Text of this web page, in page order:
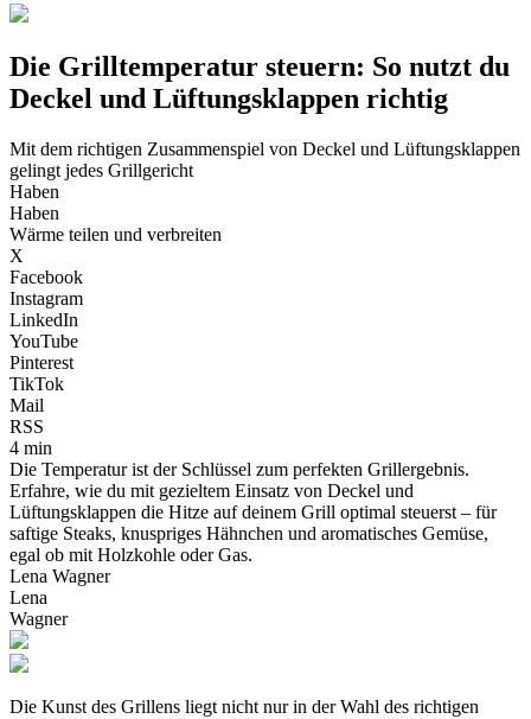
Die Grilltemperatur steuern: So nutzt du
Deckel und Lüftungsklappen richtig
Mit dem richtigen Zusammenspiel von Deckel und Lüftungsklappen
gelingt jedes Grillgericht
Haben
Haben
Wärme teilen und verbreiten
X
Facebook
Instagram
LinkedIn
YouTube
Pinterest
TikTok
Mail
RSS
4 min
Die Temperatur ist der Schlüssel zum perfekten Grillergebnis.
Erfahre, wie du mit gezieltem Einsatz von Deckel und
Lüftungsklappen die Hitze auf deinem Grill optimal steuerst – für
saftige Steaks, knuspriges Hähnchen und aromatisches Gemüse,
egal ob mit Holzkohle oder Gas.
Lena Wagner
Lena
Wagner
Die Kunst des Grillens liegt nicht nur in der Wahl des richtigen